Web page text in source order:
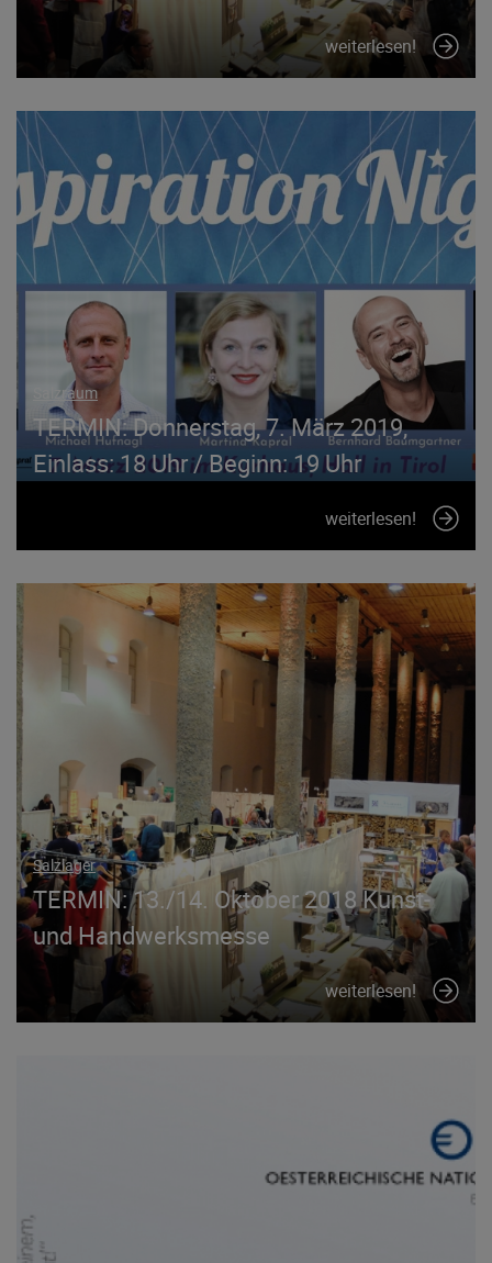
weiterlesen!
Salzraum
TERMIN: Donnerstag, 7. März 2019,
Einlass: 18 Uhr / Beginn: 19 Uhr
weiterlesen!
Salzlager
TERMIN: 13./14. Oktober 2018 Kunst-
und Handwerksmesse
weiterlesen!